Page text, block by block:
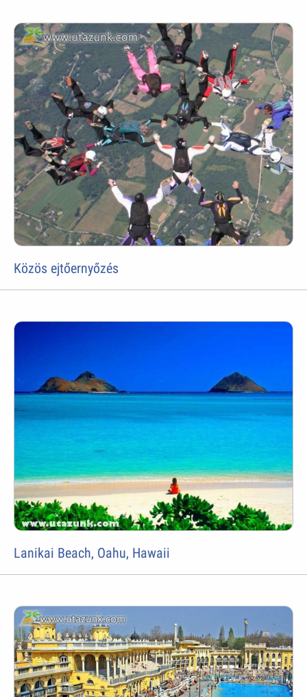
Közös ejtőernyőzés
Lanikai Beach, Oahu, Hawaii